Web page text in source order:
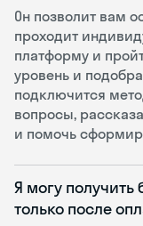
Он позволит вам
проходит
платформу и
уровень и
подключится
вопросы,
и помочь
Я могу
только после